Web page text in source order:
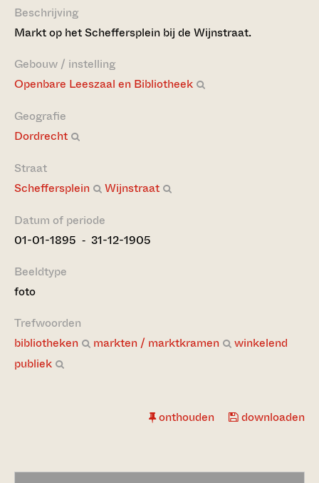
Beschrijving
Markt op het Scheffersplein bij de Wijnstraat.
Gebouw / instelling
Openbare Leeszaal en Bibliotheek
Geografie
Dordrecht
Straat
Scheffersplein
Wijnstraat
Datum of periode
01-01-1895 ‐ 31-12-1905
Beeldtype
foto
Trefwoorden
bibliotheken
markten / marktkramen
winkelend
publiek
onthouden downloaden